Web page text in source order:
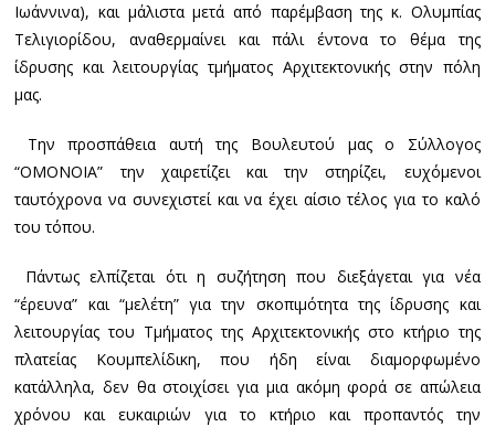
Ιωάννινα), και μάλιστα μετά από παρέμβαση της κ. Ολυμπίας
Τελιγιορίδου, αναθερμαίνει και πάλι έντονα το θέμα της
ίδρυσης και λειτουργίας τμήματος Αρχιτεκτονικής στην πόλη
μας.
Την προσπάθεια αυτή της Βουλευτού μας ο Σύλλογος
“ΟΜΟΝΟΙΑ” την χαιρετίζει και την στηρίζει, ευχόμενοι
ταυτόχρονα να συνεχιστεί και να έχει αίσιο τέλος για το καλό
του τόπου.
Πάντως ελπίζεται ότι η συζήτηση που διεξάγεται για νέα
“έρευνα” και “μελέτη” για την σκοπιμότητα της ίδρυσης και
λειτουργίας του Τμήματος της Αρχιτεκτονικής στο κτήριο της
πλατείας Κουμπελίδικη, που ήδη είναι διαμορφωμένο
κατάλληλα, δεν θα στοιχίσει για μια ακόμη φορά σε απώλεια
χρόνου και ευκαιριών για το κτήριο και προπαντός την